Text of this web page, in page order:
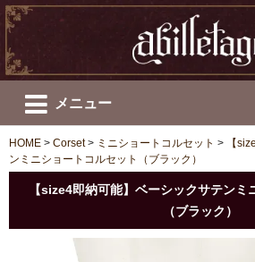
メニュー
HOME > Corset> ミニショートコルセット >
【
ンミニショートコルセット（ブラック）
【size4即納可能】ベーシックサテンミ
（ブラック）